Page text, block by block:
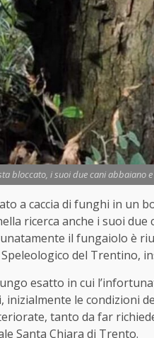
bloccato, i suoi due cani
a caccia di funghi in un
ricerca anche i suoi
il fungaiolo è
del Trentino,
esatto in cui
inizialmente le condizioni
tanto da far
Santa Chiara di Trento.